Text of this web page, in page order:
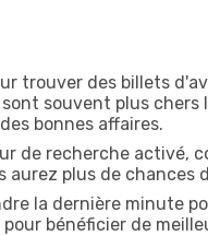
trouver des billets
souvent plus chers
bonnes affaires.
de recherche activé,
plus de chances
la dernière minute
bénéficier de